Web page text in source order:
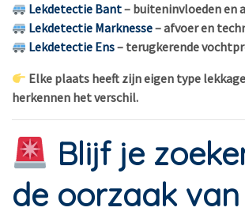
Lekdetectie Bant– buiteninvloeden en
Lekdetectie Marknesse– afvoer en
Lekdetectie Ens– terugkerende
Elke plaats heeft zijn eigen type
herkennen het verschil.
Blijf je
de oorzaak